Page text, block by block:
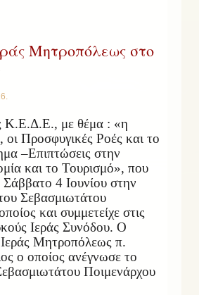
Μητροπόλεως στο
.
Κ.Ε.Δ.Ε., με θέμα : «η
Προσφυγικές Ροές και το
–Επιπτώσεις στην
και το Τουρισμό», που
4 Ιουνίου στην
Σεβασμιωτάτου
και συμμετείχε στις
Ιεράς Συνόδου. Ο
Μητροπόλεως π.
ο οποίος ανέγνωσε το
Ποιμενάρχου